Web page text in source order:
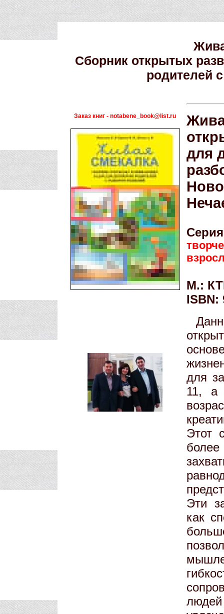
Сборник открытых
родителей
Заказ книг - notabene_book@list.ru
для
М.:
ISBN:
для
11, а
Этот
Эти
как